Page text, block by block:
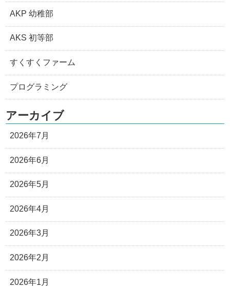
AKP 幼稚部
AKS 初等部
すくすくファーム
プログラミング
アーカイブ
2026年7月
2026年6月
2026年5月
2026年4月
2026年3月
2026年2月
2026年1月